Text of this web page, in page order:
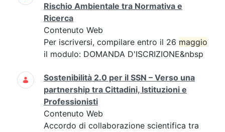
Rischio Ambientale tra Normativa e
Ricerca
Contenuto Web
Per iscriversi, compilare entro il 26 maggio
il modulo: DOMANDA D'ISCRIZIONE&nbsp
Sostenibilità 2.0 per il SSN – Verso una
partnership tra Cittadini, Istituzioni e
Professionisti
Contenuto Web
Accordo di collaborazione scientifica tra